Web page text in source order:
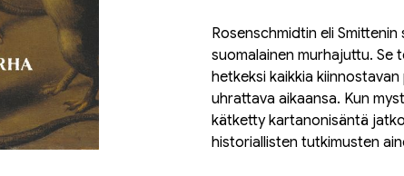
Rosenschmidtin eli
suomalainen murhajuttu.
hetkeksi kaikkia
uhrattava aikaansa. Kun
kätketty kartanonisäntä
historiallisten tutkimusten